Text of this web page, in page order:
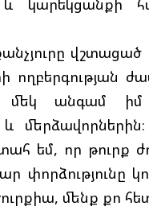
և
վշտացած
ողբերգության
մեկ անգամ իմ
եմ, որ թուրք
փորձությունը
մենք քո